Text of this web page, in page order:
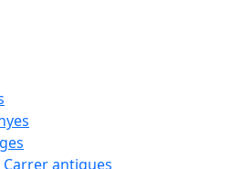
Carrer antigues